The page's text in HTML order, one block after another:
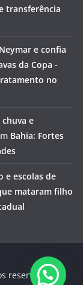
transferência
e confia
da Copa -
no
e
Bahia: Fortes
e escolas de
mataram filho
reservados.